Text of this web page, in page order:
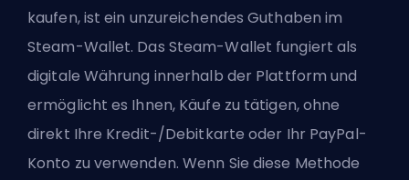
kaufen, ist ein unzureichendes Guthaben im
Steam-Wallet. Das Steam-Wallet fungiert als
digitale Währung innerhalb der Plattform und
ermöglicht es Ihnen, Käufe zu tätigen, ohne
direkt Ihre Kredit-/Debitkarte oder Ihr PayPal-
Konto zu verwenden. Wenn Sie diese Methode